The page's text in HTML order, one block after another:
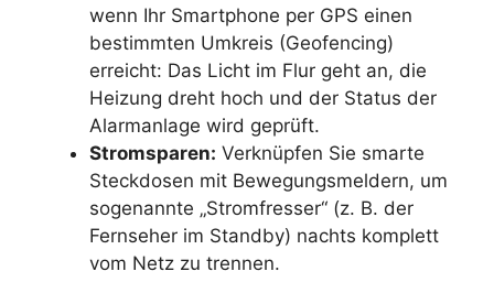
wenn Ihr Smartphone per GPS einen
bestimmten Umkreis (Geofencing)
erreicht: Das Licht im Flur geht an, die
Heizung dreht hoch und der Status der
Alarmanlage wird geprüft.
Stromsparen: Verknüpfen Sie smarte
Steckdosen mit Bewegungsmeldern, um
sogenannte „Stromfresser“ (z. B. der
Fernseher im Standby) nachts komplett
vom Netz zu trennen.